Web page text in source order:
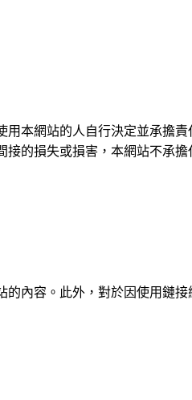
用本網站的人自行決定並承擔
接的損失或損害，本網站不承
的內容。此外，對於因使用鏈